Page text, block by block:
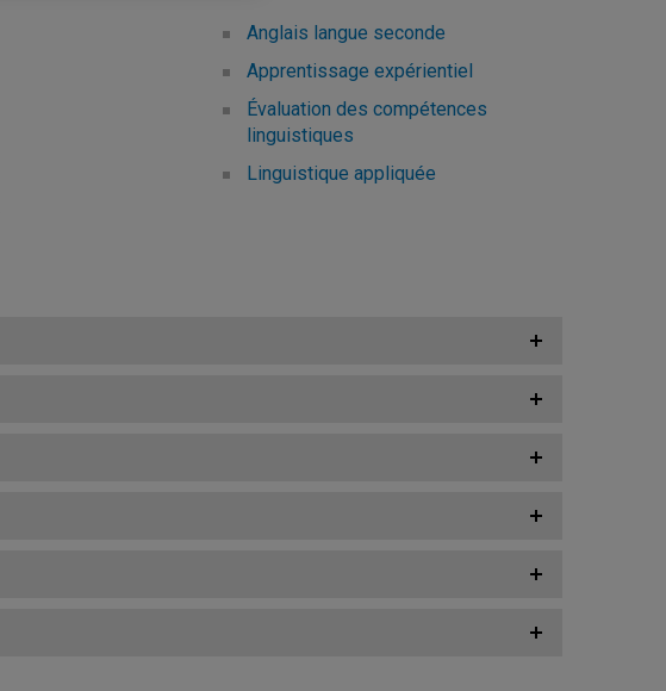
Anglais langue seconde
Apprentissage expérientiel
Évaluation des compétences
linguistiques
Linguistique appliquée